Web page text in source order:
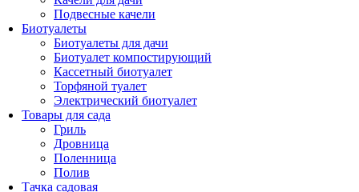
Подвесные качели
Биотуалеты
Биотуалеты для дачи
Биотуалет компостирующий
Кассетный биотуалет
Торфяной туалет
Электрический биотуалет
Товары для сада
Гриль
Дровница
Поленница
Полив
Тачка садовая